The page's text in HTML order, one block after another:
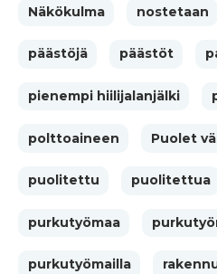
Näkökulma nostetaan
päästöjä päästöt
pienempi hiilijalanjälki
polttoaineen Puolet
puolitettu puolitettua
purkutyömaa
purkutyömailla